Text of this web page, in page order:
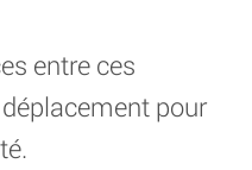
entre ces
pour